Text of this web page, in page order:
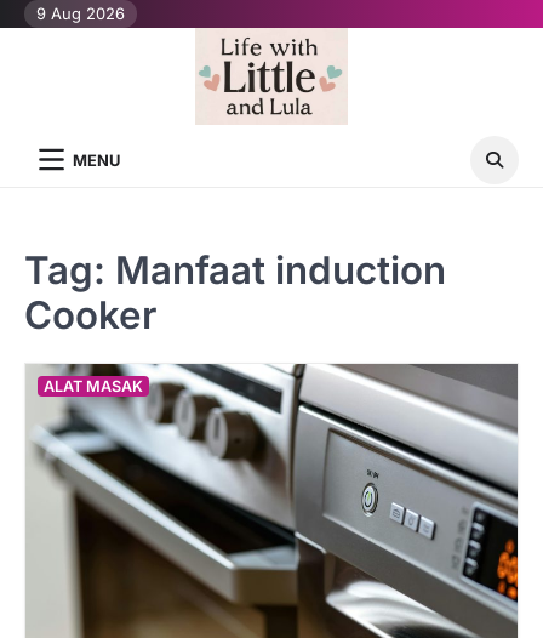
Skip9 Aug 2026
MENU
Tag: Manfaat induction
Cooker
ALAT MASAK